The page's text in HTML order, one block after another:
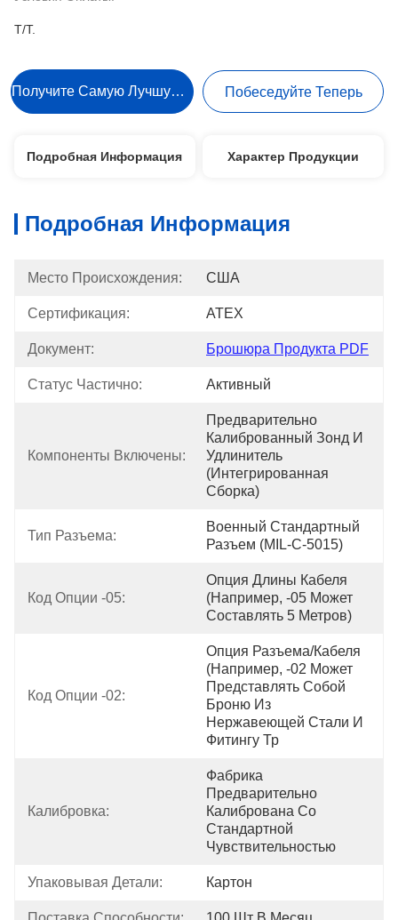
T/T.
Получите Самую Лучшую Цену Побеседуйте Теперь
Подробная Информация Характер Продукции
Подробная Информация
Место Происхождения: США
Сертификация: ATEX
Документ: Брошюра Продукта PDF
Статус Частично: Активный
Компоненты Включены:
Предварительно
Калиброванный Зонд И
Удлинитель
(интегрированная
Сборка)
Тип Разъема:
Военный Стандартный
Разъем (MIL-C-5015)
Код Опции -05:
Опция Длины Кабеля
(например, -05 Может
Составлять 5 Метров)
Код Опции -02:
Опция Разъема/кабеля
(например, -02 Может
Представлять Собой
Броню Из
Нержавеющей Стали И
Фитингу Тр
Калибровка:
Фабрика
Предварительно
Калибрована Со
Стандартной
Чувствительностью
Упаковывая Детали: Картон